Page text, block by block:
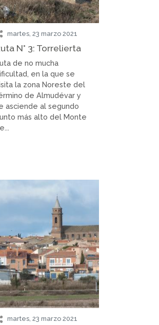
martes, 23 marzo 2021
N° 3: Torrelierta
de no mucha
en la que se
la zona Noreste del
de Almudévar y
asciende al segundo
más alto del Monte
martes, 23 marzo 2021